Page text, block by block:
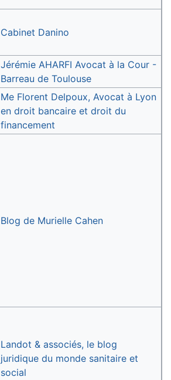
Cabinet Danino
Jérémie AHARFI Avocat à la Cour -
Barreau de Toulouse
Me Florent Delpoux, Avocat à Lyon
en droit bancaire et droit du
financement
Blog de Murielle Cahen
Landot & associés, le blog
juridique du monde sanitaire et
social